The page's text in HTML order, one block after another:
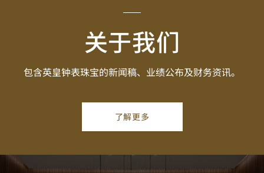
关于我们
包含英皇钟表珠宝的新闻稿、业绩公布及财务资讯。
了解更多